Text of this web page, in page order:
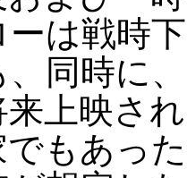
ーは戦時
同時に
来上映さ
もあっ